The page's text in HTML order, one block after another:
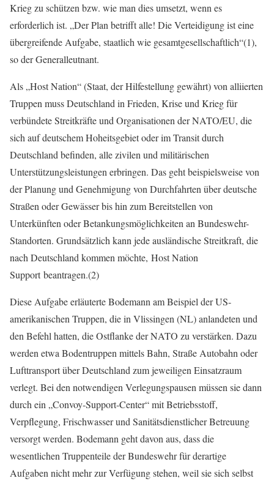
Krieg zu schützen bzw. wie man dies umsetzt, wenn es
erforderlich ist. „Der Plan betrifft alle! Die Verteidigung ist eine
übergreifende Aufgabe, staatlich wie gesamtgesellschaftlich“(1),
so der Generalleutnant.
Als „Host Nation“ (Staat, der Hilfestellung gewährt) von alliierten
Truppen muss Deutschland in Frieden, Krise und Krieg für
verbündete Streitkräfte und Organisationen der NATO/EU, die
sich auf deutschem Hoheitsgebiet oder im Transit durch
Deutschland befinden, alle zivilen und militärischen
Unterstützungsleistungen erbringen. Das geht beispielsweise von
der Planung und Genehmigung von Durchfahrten über deutsche
Straßen oder Gewässer bis hin zum Bereitstellen von
Unterkünften oder Betankungsmöglichkeiten an Bundeswehr-
Standorten. Grundsätzlich kann jede ausländische Streitkraft, die
nach Deutschland kommen möchte, Host Nation
Support beantragen.(2)
Diese Aufgabe erläuterte Bodemann am Beispiel der US-
amerikanischen Truppen, die in Vlissingen (NL) anlandeten und
den Befehl hatten, die Ostflanke der NATO zu verstärken. Dazu
werden etwa Bodentruppen mittels Bahn, Straße Autobahn oder
Lufttransport über Deutschland zum jeweiligen Einsatzraum
verlegt. Bei den notwendigen Verlegungspausen müssen sie dann
durch ein „Convoy-Support-Center“ mit Betriebsstoff,
Verpflegung, Frischwasser und Sanitätsdienstlicher Betreuung
versorgt werden. Bodemann geht davon aus, dass die
wesentlichen Truppenteile der Bundeswehr für derartige
Aufgaben nicht mehr zur Verfügung stehen, weil sie sich selbst